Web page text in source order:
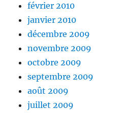
février 2010
janvier 2010
décembre 2009
novembre 2009
octobre 2009
septembre 2009
août 2009
juillet 2009